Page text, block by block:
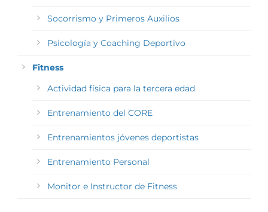
Socorrismo y Primeros Auxilios
Psicología y Coaching Deportivo
Fitness
Actividad física para la tercera edad
Entrenamiento del CORE
Entrenamientos jóvenes deportistas
Entrenamiento Personal
Monitor e Instructor de Fitness